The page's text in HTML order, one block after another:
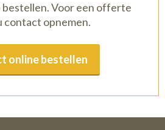
bestellen. Voor een offerte
contact opnemen.
online bestellen